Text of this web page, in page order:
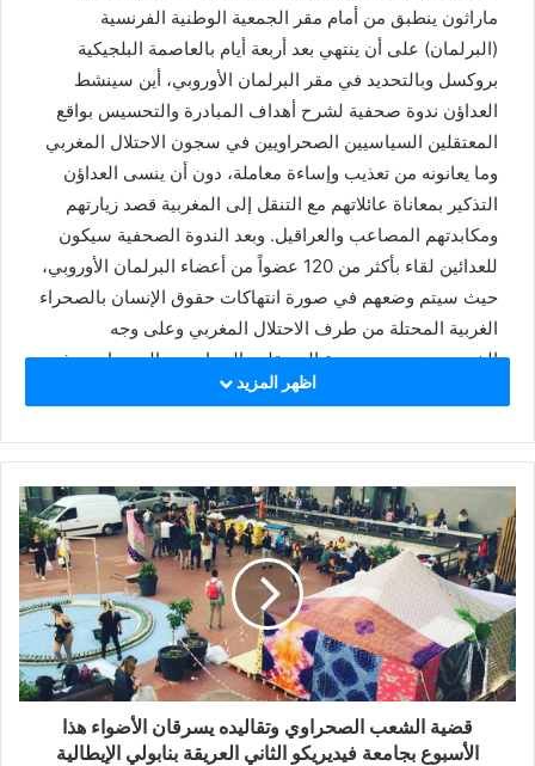
ماراثون ينطبق من أمام مقر الجمعية الوطنية الفرنسية
(البرلمان) على أن ينتهي بعد أربعة أيام بالعاصمة البلجيكية
بروكسل وبالتحديد في مقر البرلمان الأوروبي، أين سينشط
العداؤن ندوة صحفية لشرح أهداف المبادرة والتحسيس بواقع
المعتقلين السياسيين الصحراويين في سجون الاحتلال المغربي
وما يعانونه من تعذيب وإساءة معاملة، دون أن ينسى العداؤن
التذكير بمعاناة عائلاتهم مع التنقل إلى المغربية قصد زيارتهم
ومكابدتهم المصاعب والعراقيل. وبعد الندوة الصحفية سيكون
للعدائين لقاء بأكثر من 120 عضواً من أعضاء البرلمان الأوروبي،
حيث سيتم وضعهم في صورة انتهاكات حقوق الإنسان بالصحراء
الغربية المحتلة من طرف الاحتلال المغربي وعلى وجه
الخصوص توضيح وضعية المعتقلين السياسيين الصحراويين في
الصحراوي العادل من أجل الحرية، مذكراً بمختلف المشاريع
التي تدعمها البلدية والمواقف السياسية المؤيدة للقضية
الصحراوية. وذكر العمدة أن مدينته ترفع العلم الوطني
الصحراوي في واجهة مقر البلدية كل سنة بمناسبة ذكرى إعلان
الجمهورية العربية الصحراوية الديمقراطية في 27 فبراير من كل
سنة كتعبير عن وقوفها إلى جانب الشعب الصحراوي وهو تقليد
قديم دأبت البلدية الى القيام به.
من جانبه أكد قائد فريق العدائين، خوانما فالكون سانشيز، أن
المبادرة تأتي استكمالا للمشوار النضالي الذي بدأه شقيقه، باكو
اظهر المزيد
قضية الشعب الصحراوي وتقاليده يسرقان الأضواء هذا
الأسبوع بجامعة فيديريكو الثاني العريقة بنابولي الإيطالية